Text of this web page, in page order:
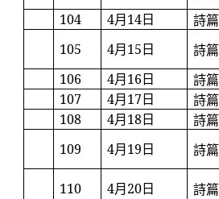
104
4月14日
詩
105
4月15日
詩
106
4月16日
詩
107
4月17日
詩
108
4月18日
詩
109
4月19日 詩
110 4月20日
詩